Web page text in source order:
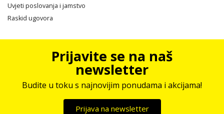
Uvjeti poslovanja i jamstvo
Raskid ugovora
Prijavite se na naš
newsletter
Budite u toku s najnovijim ponudama i akcijama!
Prijava na newsletter